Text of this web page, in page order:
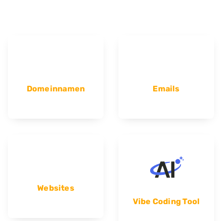
Domeinnamen Emails
Websites
Vibe Coding Tool